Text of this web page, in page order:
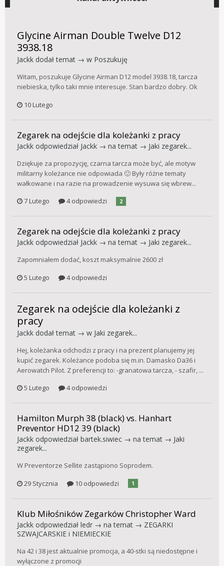
Glycine Airman Double Twelve D12
3938.18
Jackk dodał temat → w Poszukuję
Witam, poszukuje Glycine Airman D12 model 3938.18, tarcza
niebieska, tylko taki mnie interesuje. Stan bardzo dobry. Ok
10 Lutego
Zegarek na odejście dla koleżanki z pracy
Jackk odpowiedział Jackk → na temat → Jaki zegarek...
Dziękuje za propozycję, czarna tarcza może być, ale motyw
militarny koleżance nie odpowiada 🙂 Były różne tematy
wałkowane i na razie na prowadzenie wysuwa się wbrew...
7 Lutego
4 odpowiedzi 2
Zegarek na odejście dla koleżanki z pracy
Jackk odpowiedział Jackk → na temat → Jaki zegarek...
Zapomniałem dodać, koszt maksymalnie 2600 zł
5 Lutego
4 odpowiedzi
Zegarek na odejście dla koleżanki z
pracy
Jackk dodał temat → w Jaki zegarek...
Hej, koleżanka odchodzi z pracy i na prezent planujemy jej
kupić zegarek. Koleżance podoba się m.in. Damasko Da36 i
Aerowatch Pilot. Z preferencji to: -granatowa tarcza, - szafir, ...
5 Lutego
4 odpowiedzi
Hamilton Murph 38 (black) vs. Hanhart
Preventor HD12 39 (black)
Jackk odpowiedział bartek.siwiec → na temat → Jaki
zegarek...
W Preventorze Sellite zastąpiono Soprodem.
29 Stycznia
10 odpowiedzi 1
Klub Miłośników Zegarków Christopher Ward
Jackk odpowiedział ledr → na temat → ZEGARKI
SZWAJCARSKIE i NIEMIECKIE
Na 42 i 38 jest aktualnie promocja, a 40-stki są niedostępne i
wyłączone z promocji